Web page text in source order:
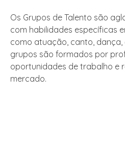
Os Grupos de Talento são
com habilidades específicas
como atuação, canto, dança,
grupos são formados por
oportunidades de trabalho e
mercado.